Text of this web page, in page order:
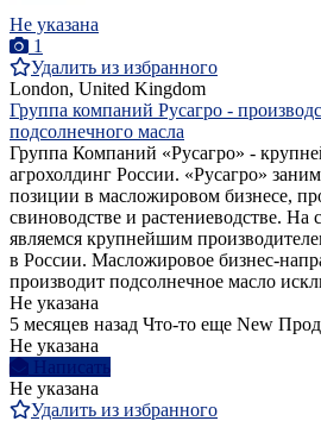
Не указана
1
Удалить из избранного
London, United Kingdom
Группа компаний Русагро -
подсолнечного масла
Группа Компаний «Русагро» -
агрохолдинг России. «Русагро»
позиции в масложировом бизнесе,
свиноводстве и растениеводстве.
являемся крупнейшим
в России. Масложировое бизнес-
производит подсолнечное масло
Не указана
5 месяцев назад Что-то еще New
Не указана
Написать
Не указана
Удалить из избранного